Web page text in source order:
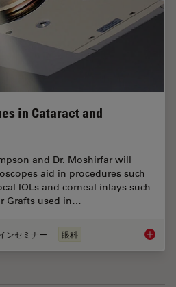
in Cataract and
and Dr. Moshirfar will
aid in procedures such
IOLs and corneal inlays such
Grafts used in…
ンセミナー 眼科